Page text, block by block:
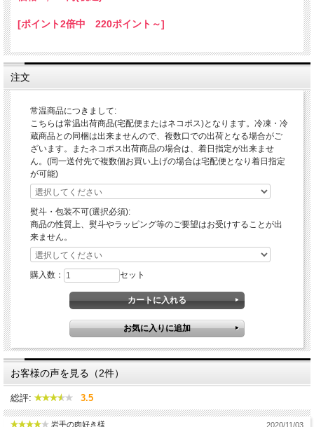
[ポイント2倍中 220ポイント～]
注文
常温商品につきまして:
こちらは常温出荷商品(宅配便またはネコポス)となります。冷凍・冷
蔵商品との同梱は出来ませんので、複数口での出荷となる場合がご
ざいます。またネコポス出荷商品の場合は、着日指定が出来ませ
ん。(同一送付先で複数個お買い上げの場合は宅配便となり着日指定
が可能)
熨斗・包装不可(選択必須):
商品の性質上、熨斗やラッピング等のご要望はお受けすることが出
来ません。
購入数： セット
お客様の声を見る（2件）
総評: 3.5
岩手の肉好き様 2020/11/03